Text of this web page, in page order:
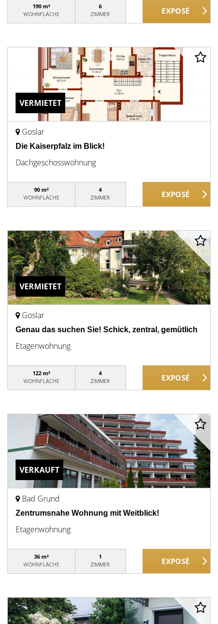
190 m²
WOHNFLÄCHE
6
ZIMMER
VERMIETET
Goslar
Die Kaiserpfalz im Blick!
Dachgeschosswohnung
90 m²
WOHNFLÄCHE
4
ZIMMER
VERMIETET
Goslar
Genau das suchen Sie! Schick, zentral, gemütlich
Etagenwohnung
122 m²
WOHNFLÄCHE
4
ZIMMER
VERKAUFT
Bad Grund
Zentrumsnahe Wohnung mit Weitblick!
Etagenwohnung
36 m²
WOHNFLÄCHE
1
ZIMMER